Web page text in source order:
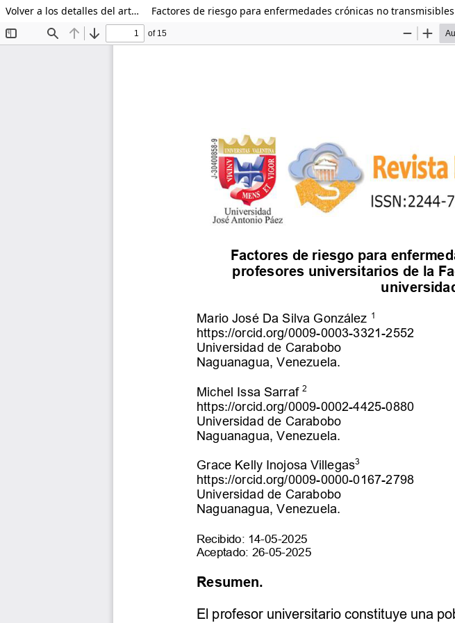
Volver a los detalles del artículo